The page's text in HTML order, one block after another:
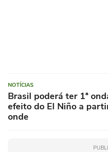
NOTÍCIAS
Brasil poderá ter 1ª
efeito do El Niño a
onde